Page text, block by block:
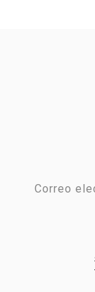
Correo